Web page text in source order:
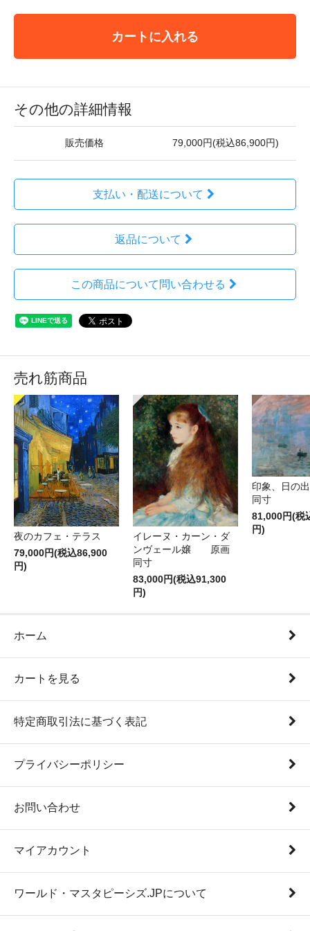
カートに入れる
その他の詳細情報
販売価格 79,000円(税込86,900円)
支払い・配送について
返品について
この商品について問い合わせる
売れ筋商品
夜のカフェ・テラス
79,000円(税込86,900
円)
イレーヌ・カーン・ダ
ンヴェール嬢 原画
同寸
83,000円(税込91,300
円)
印象、日
同寸
81,000円(税
円)
ホーム
カートを見る
特定商取引法に基づく表記
プライバシーポリシー
お問い合わせ
マイアカウント
ワールド・マスタピーシズ.JPについて